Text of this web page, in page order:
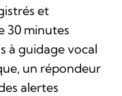
et
30 minutes
à guidage vocal
un répondeur
alertes